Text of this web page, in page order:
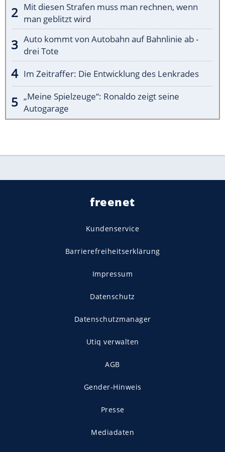
Mit diesen Strafen muss man rechnen, wenn
man geblitzt wird
Auto kommt von Autobahn auf Bahnlinie ab -
drei Tote
Im Zeitraffer: Die Entwicklung des Lenkrades
„Meine Spielzeuge“: Ronaldo zeigt seine
Autogarage
freenet
Kundenservice
Barrierefreiheitserklärung
Impressum
Datenschutz
Datenschutzmanager
Utiq verwalten
AGB
Gender-Hinweis
Presse
Mediadaten